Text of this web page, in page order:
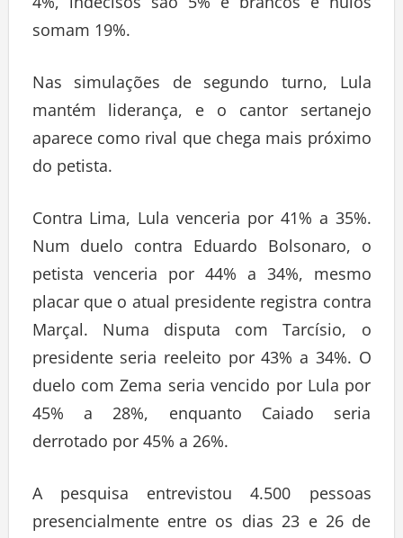
4%, indecisos são 5% e brancos e nulos
somam 19%.
Nas simulações de segundo turno, Lula
mantém liderança, e o cantor sertanejo
aparece como rival que chega mais próximo
do petista.
Contra Lima, Lula venceria por 41% a 35%.
Num duelo contra Eduardo Bolsonaro, o
petista venceria por 44% a 34%, mesmo
placar que o atual presidente registra contra
Marçal. Numa disputa com Tarcísio, o
presidente seria reeleito por 43% a 34%. O
duelo com Zema seria vencido por Lula por
45% a 28%, enquanto Caiado seria
derrotado por 45% a 26%.
A pesquisa entrevistou 4.500 pessoas
presencialmente entre os dias 23 e 26 de